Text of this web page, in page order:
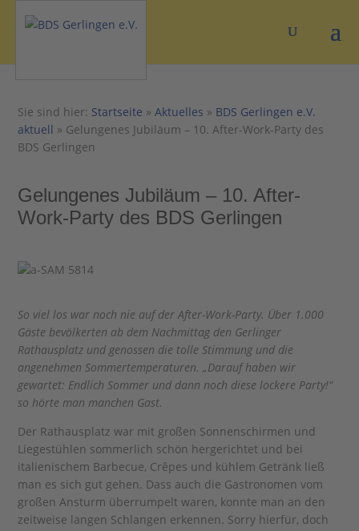
Sie sind hier: Startseite »Aktuelles » BDS Gerlingen e.V.
aktuell » Gelungenes Jubiläum – 10. After-Work-Party des
BDS Gerlingen
Gelungenes Jubiläum – 10. After-
Work-Party des BDS Gerlingen
So viel los war noch nie auf der After-Work-Party. Über 1.000
Gäste bevölkerten ab dem Nachmittag den Gerlinger
Rathausplatz und genossen die tolle Stimmung und die
angenehmen Sommertemperaturen. „Darauf haben wir
gewartet: Endlich Sommer und dann noch diese lockere Party!“
so hörte man manchen Gast.
Der Rathausplatz war mit großen Sonnenschirmen und
Liegestühlen sommerlich schön hergerichtet und bei
italienischem Barbecue, Crêpes und kühlem Getränk ließ
man es sich gut gehen. Dass auch die Gastronomen vom
großen Ansturm überrumpelt waren, konnte man an den
zeitweise langen Schlangen erkennen. Sorry hierfür, doch